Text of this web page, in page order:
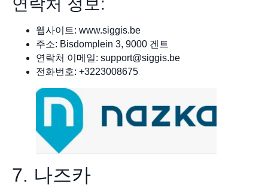
웹사이트: www.siggis.be
주소: Bisdomplein 3, 9000 겐트
연락처 이메일: support@siggis.be
전화번호: +3223008675
7. 나즈카